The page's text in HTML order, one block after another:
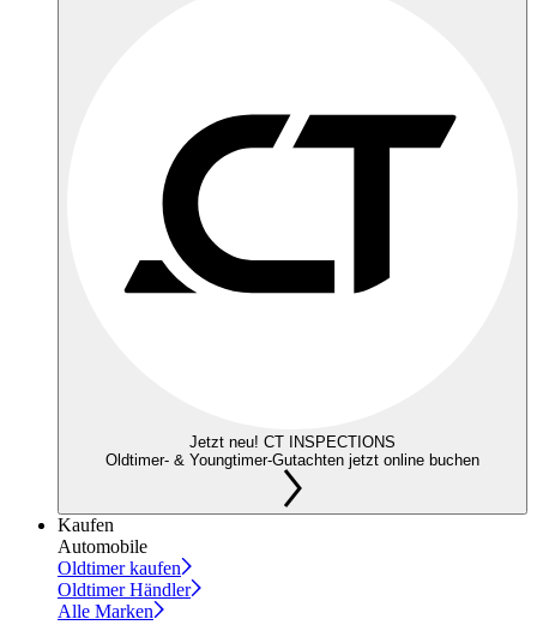
Jetzt neu! CT INSPECTIONS
Oldtimer- & Youngtimer-Gutachten jetzt online buchen
Kaufen
Automobile
Oldtimer kaufen
Oldtimer Händler
Alle Marken